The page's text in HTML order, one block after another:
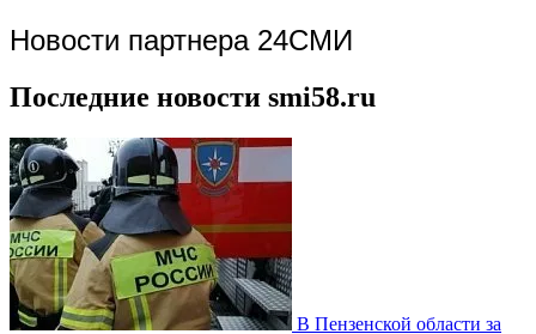
Новости партнера 24СМИ
Последние новости smi58.ru
В Пензенской области за